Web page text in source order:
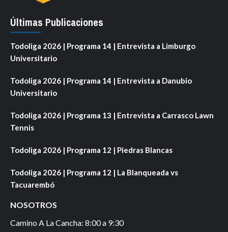
Últimas Publicaciones
Todoliga 2026 | Programa 14 | Entrevista a Limburgo
Universitario
Todoliga 2026 | Programa 14 | Entrevista a Danubio
Universitario
Todoliga 2026 | Programa 13 | Entrevista a Carrasco Lawn
Tennis
Todoliga 2026 | Programa 12 | Piedras Blancas
Todoliga 2026 | Programa 12 | La Blanqueada vs
Tacuarembó
NOSOTROS
Camino A La Cancha: 8:00 a 9:30